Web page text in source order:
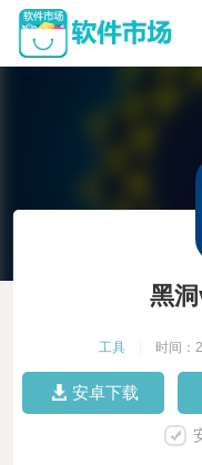
黑
工具 时间：
安卓下载